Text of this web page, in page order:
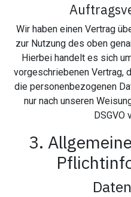
Wir haben einen Vertrag
zur Nutzung des oben
Hierbei handelt es sich
vorgeschriebenen Vertrag,
die personenbezogenen
nur nach unseren
DSGVO
3.